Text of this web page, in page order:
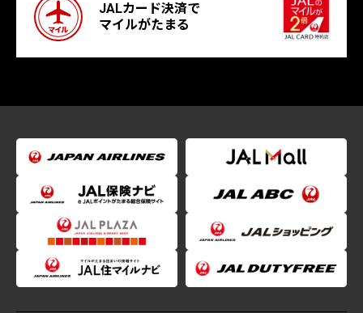
JALカード決済で
マイルがたまる